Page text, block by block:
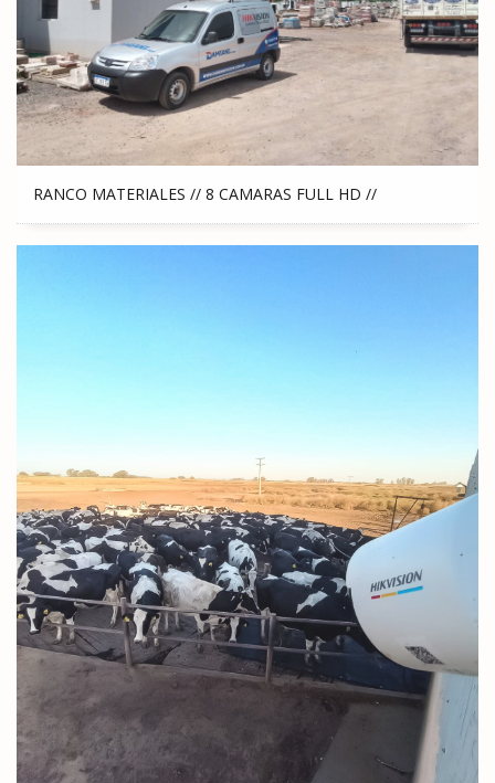
RANCO MATERIALES // 8 CAMARAS FULL HD //